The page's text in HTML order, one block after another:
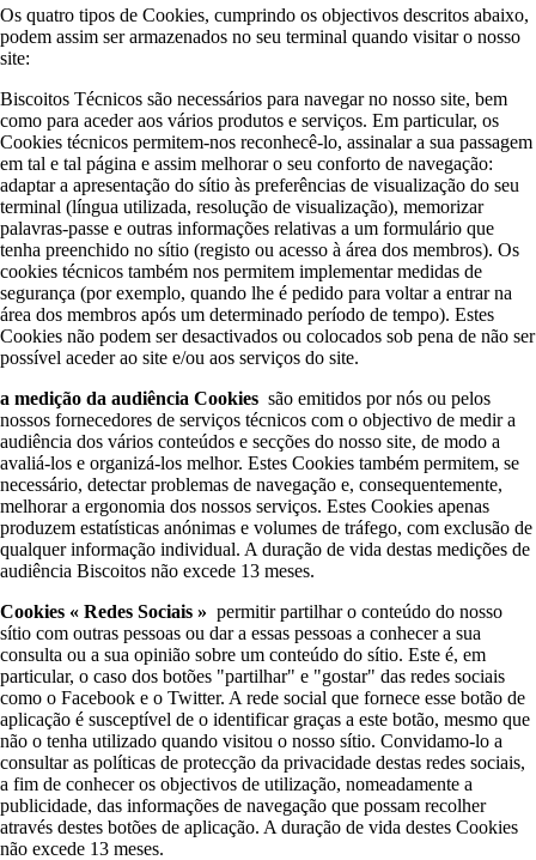
Os quatro tipos de Cookies, cumprindo os objectivos descritos abaixo,
podem assim ser armazenados no seu terminal quando visitar o nosso
site:
Biscoitos Técnicos são necessários para navegar no nosso site, bem
como para aceder aos vários produtos e serviços. Em particular, os
Cookies técnicos permitem-nos reconhecê-lo, assinalar a sua passagem
em tal e tal página e assim melhorar o seu conforto de navegação:
adaptar a apresentação do sítio às preferências de visualização do seu
terminal (língua utilizada, resolução de visualização), memorizar
palavras-passe e outras informações relativas a um formulário que
tenha preenchido no sítio (registo ou acesso à área dos membros). Os
cookies técnicos também nos permitem implementar medidas de
segurança (por exemplo, quando lhe é pedido para voltar a entrar na
área dos membros após um determinado período de tempo). Estes
Cookies não podem ser desactivados ou colocados sob pena de não ser
possível aceder ao site e/ou aos serviços do site.
a medição da audiência Cookies são emitidos por nós ou pelos
nossos fornecedores de serviços técnicos com o objectivo de medir a
audiência dos vários conteúdos e secções do nosso site, de modo a
avaliá-los e organizá-los melhor. Estes Cookies também permitem, se
necessário, detectar problemas de navegação e, consequentemente,
melhorar a ergonomia dos nossos serviços. Estes Cookies apenas
produzem estatísticas anónimas e volumes de tráfego, com exclusão de
qualquer informação individual. A duração de vida destas medições de
audiência Biscoitos não excede 13 meses.
Cookies « Redes Sociais » permitir partilhar o conteúdo do nosso
sítio com outras pessoas ou dar a essas pessoas a conhecer a sua
consulta ou a sua opinião sobre um conteúdo do sítio. Este é, em
particular, o caso dos botões "partilhar" e "gostar" das redes sociais
como o Facebook e o Twitter. A rede social que fornece esse botão de
aplicação é susceptível de o identificar graças a este botão, mesmo que
não o tenha utilizado quando visitou o nosso sítio. Convidamo-lo a
consultar as políticas de protecção da privacidade destas redes sociais,
a fim de conhecer os objectivos de utilização, nomeadamente a
publicidade, das informações de navegação que possam recolher
através destes botões de aplicação. A duração de vida destes Cookies
não excede 13 meses.